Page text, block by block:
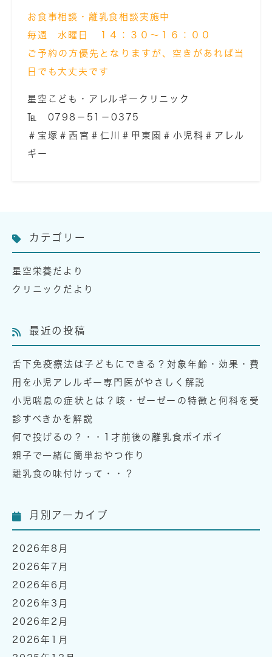
お食事相談・離乳食相談実施中
毎週 水曜日 １４：３０～１６：００
ご予約の方優先となりますが、空きがあれば当
日でも大丈夫です
星空こども・アレルギークリニック
℡ 0798－51－0375
＃宝塚＃西宮＃仁川＃甲東園＃小児科＃アレル
ギー
カテゴリー
星空栄養だより
クリニックだより
最近の投稿
舌下免疫療法は子どもにできる？対象年齢・効果・費
用を小児アレルギー専門医がやさしく解説
小児喘息の症状とは？咳・ゼーゼーの特徴と何科を受
診すべきかを解説
何で投げるの？・・1才前後の離乳食ポイポイ
親子で一緒に簡単おやつ作り
離乳食の味付けって・・？
月別アーカイブ
2026年8月
2026年7月
2026年6月
2026年3月
2026年2月
2026年1月